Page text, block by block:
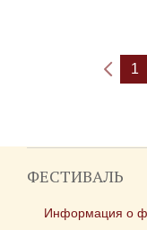
1
ФЕСТИВАЛЬ
Информация о